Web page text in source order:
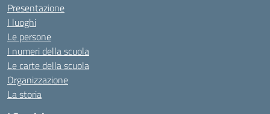
Presentazione
I luoghi
Le persone
I numeri della scuola
Le carte della scuola
Organizzazione
La storia